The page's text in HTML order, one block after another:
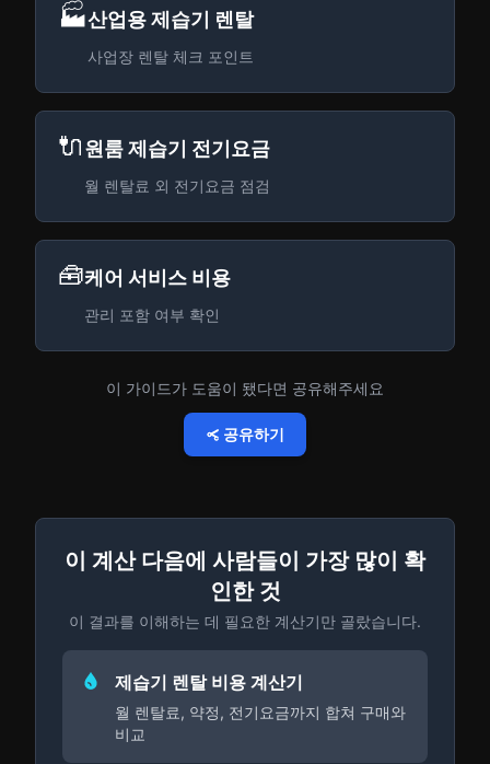
🏭산업용 제습기 렌탈
사업장 렌탈 체크 포인트
🔌원룸 제습기 전기요금
월 렌탈료 외 전기요금 점검
🧰케어 서비스 비용
관리 포함 여부 확인
이 가이드가 도움이 됐다면 공유해주세요
공유하기
이 계산 다음에 사람들이 가장 많이 확
인한 것
이 결과를 이해하는 데 필요한 계산기만 골랐습니다.
제습기 렌탈 비용 계산기
월 렌탈료, 약정, 전기요금까지 합쳐 구매와
비교